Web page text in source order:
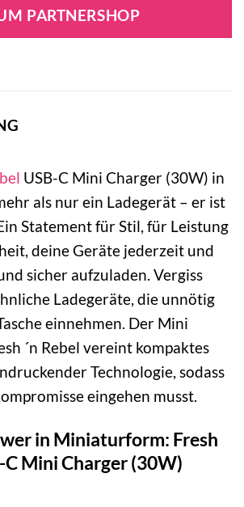
PARTNERSHOP
USB-C Mini Charger (30W) in
als nur ein Ladegerät – er ist
Statement für Stil, für Leistung
deine Geräte jederzeit und
sicher aufzuladen. Vergiss
Ladegeräte, die unnötig
einnehmen. Der Mini
´n Rebel vereint kompaktes
Technologie, sodass
eingehen musst.
in Miniaturform: Fresh
C Mini Charger (30W)